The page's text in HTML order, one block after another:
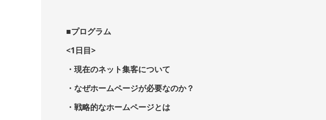
■プログラム
<1日目>
・現在のネット集客について
・なぜホームページが必要なのか？
・戦略的なホームページとは